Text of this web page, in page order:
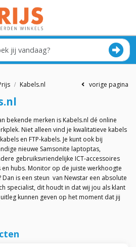
Kabels.nl vorige pagina
bekende merken is Kabels.nl dé online
Niet alleen vind je kwalitatieve kabels
en FTP-kabels. Je kunt ook bij
nieuwe Samsonite laptoptas,
gebruiksvriendelijke ICT-accessoires
hubs. Monitor op de juiste werkhoogte
is een steun van Newstar een absolute
specialist, dit houdt in dat wij jou als klant
kunnen geven op het moment dat jij